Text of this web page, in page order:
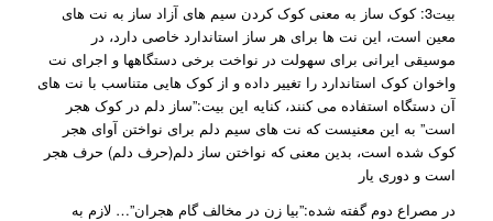
بیت3: کوک ساز به معنی کوک کردن سیم های آزاد ساز به نت های
معین است، این نت ها برای هر ساز استاندارد خاصی دارد، در
موسیقی ایرانی برای سهولت در نواخت برخی دستگاهها و اجرای نت
واخوان کوک استاندارد را تغییر داده و از کوک هایی متناسب با نت های
آن دستگاه استفاده می کنند، کنایه این بیت:”ساز دلم در کوک هجر
است” به این معنیست که نت های سیم دلم برای نواختن آوای هجر
کوک شده است، بدین معنی که نواختن ساز دلم(حرف دلم) حرف هجر
است و دوری یار
در مصراع دوم گفته شده:”بیا زن در مخالف گام هجران”… لازم به